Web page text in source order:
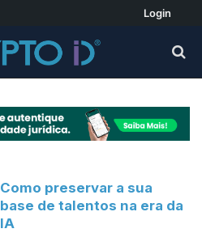
Login
Como preservar a sua
base de talentos na era da
IA